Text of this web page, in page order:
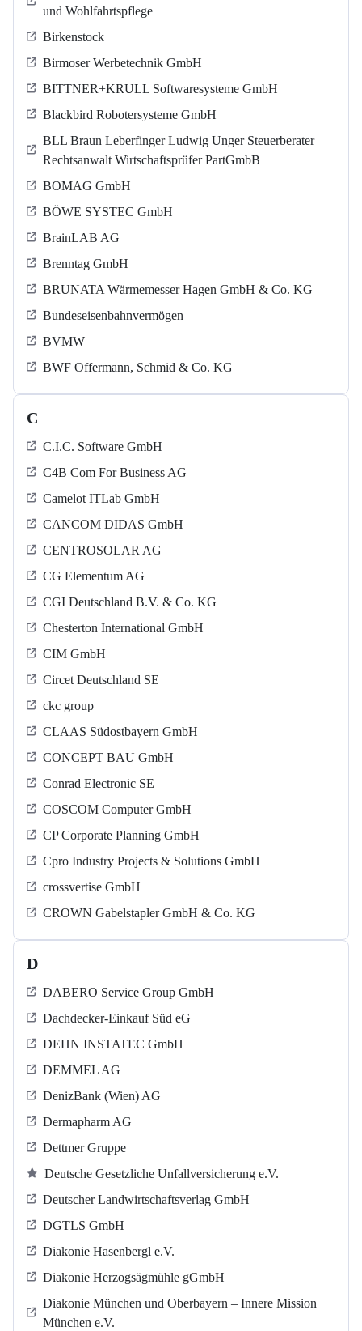
und Wohlfahrtspflege
Birkenstock
Birmoser Werbetechnik GmbH
BITTNER+KRULL Softwaresysteme GmbH
Blackbird Robotersysteme GmbH
BLL Braun Leberfinger Ludwig Unger Steuerberater
Rechtsanwalt Wirtschaftsprüfer PartGmbB
BOMAG GmbH
BÖWE SYSTEC GmbH
BrainLAB AG
Brenntag GmbH
BRUNATA Wärmemesser Hagen GmbH & Co. KG
Bundeseisenbahnvermögen
BVMW
BWF Offermann, Schmid & Co. KG
C
C.I.C. Software GmbH
C4B Com For Business AG
Camelot ITLab GmbH
CANCOM DIDAS GmbH
CENTROSOLAR AG
CG Elementum AG
CGI Deutschland B.V. & Co. KG
Chesterton International GmbH
CIM GmbH
Circet Deutschland SE
ckc group
CLAAS Südostbayern GmbH
CONCEPT BAU GmbH
Conrad Electronic SE
COSCOM Computer GmbH
CP Corporate Planning GmbH
Cpro Industry Projects & Solutions GmbH
crossvertise GmbH
CROWN Gabelstapler GmbH & Co. KG
D
DABERO Service Group GmbH
Dachdecker-Einkauf Süd eG
DEHN INSTATEC GmbH
DEMMEL AG
DenizBank (Wien) AG
Dermapharm AG
Dettmer Gruppe
Deutsche Gesetzliche Unfallversicherung e.V.
Deutscher Landwirtschaftsverlag GmbH
DGTLS GmbH
Diakonie Hasenbergl e.V.
Diakonie Herzogsägmühle gGmbH
Diakonie München und Oberbayern – Innere Mission
München e.V.